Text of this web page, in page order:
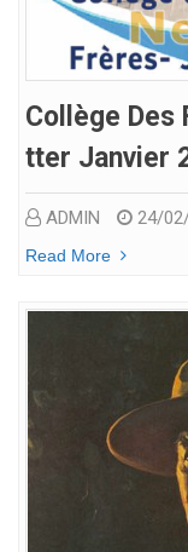
Collège Des
Tter Janvier
ADMIN 24/
Read More